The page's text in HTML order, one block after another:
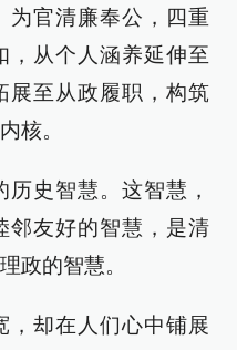
为官清廉奉公，四重
，从个人涵养延伸至
展至从政履职，构筑
核。
史智慧。这智慧，
邻友好的智慧，是清
政的智慧。
，却在人们心中铺展